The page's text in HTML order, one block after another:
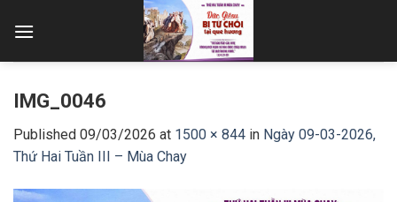
IMG_0046
Published 09/03/2026 at 1500 × 844 in Ngày 09-03-2026,
Thứ Hai Tuần III – Mùa Chay